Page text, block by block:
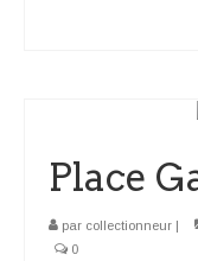
Place
par collectionneur |
0